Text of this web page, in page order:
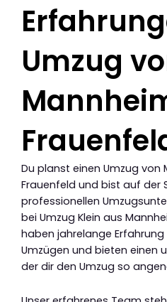
Umzug
Du planst einen Umzug von
Frauenfeld und bist auf der
professionellen
bei Umzug Klein aus
haben jahrelange
Umzügen und bieten einen
der dir den Umzug so